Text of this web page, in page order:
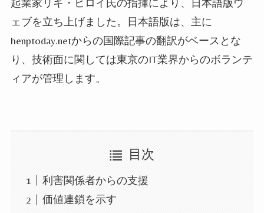
ェブを立ち上げました。 日本語版は、主に
henptoday.netからの国際記事の翻訳がベースとな
り、 技術面に関しては東京のIT業界からのボランテ
ィアが管理します。
目次
利害関係者からの支援
価値連鎖を示す